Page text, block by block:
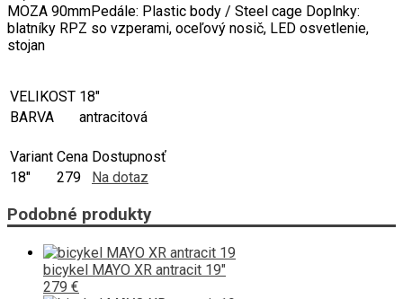
MOZA 90mmPedále: Plastic body / Steel cage Doplnky:
blatníky RPZ so vzperami, oceľový nosič, LED osvetlenie,
stojan
VELIKOST 18"
BARVA
antracitová
Variant Cena Dostupnosť
18"
279 Na dotaz
Podobné produkty
bicykel MAYO XR antracit 19"
279 €